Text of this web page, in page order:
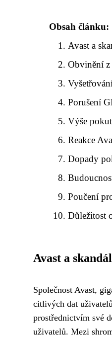
Obsah článku:
Avast a
Obvinění z
Porušení
Výše
Reakce
Dopady
Poučení
Důležitost
Avast a
Společnost Avast,
citlivých dat
prostřednictvím své
uživatelů. Mezi